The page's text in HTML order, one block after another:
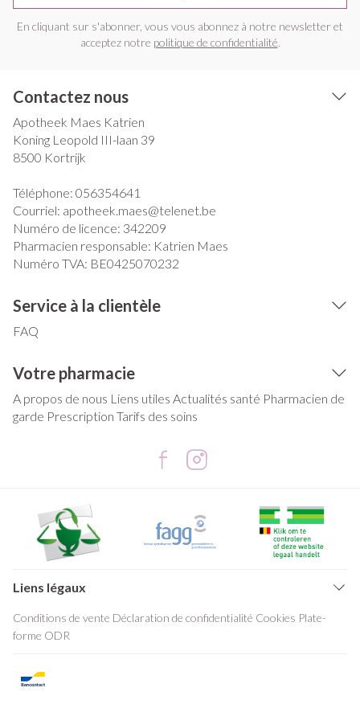
En cliquant sur s'abonner, vous vous abonnez à notre newsletter et
acceptez notre politique de confidentialité.
Contactez nous
Apotheek Maes Katrien
Koning Leopold III-laan 39
8500 Kortrijk
Téléphone: 056354641
Courriel: apotheek.maes@telenet.be
Numéro de licence: 342209
Pharmacien responsable: Katrien Maes
Numéro TVA: BE0425070232
Service à la clientèle
FAQ
Votre pharmacie
A propos de nous Liens utiles Actualités santé Pharmacien de
garde Prescription Tarifs des soins
Liens légaux
Conditions de vente Déclaration de confidentialité Cookies Plate-
forme ODR